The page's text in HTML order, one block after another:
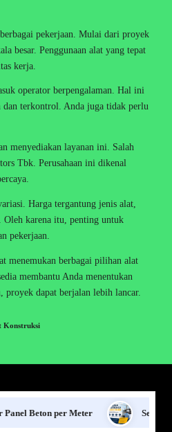
pekerjaan. Mulai dari proyek
besar. Penggunaan alat yang tepat
kerja.
operator berpengalaman. Hal ini
dan terkontrol. Anda juga tidak perlu
menyediakan layanan ini. Salah
Tbk. Perusahaan ini dikenal
Harga tergantung jenis alat,
Oleh karena itu, penting untuk
pekerjaan.
menemukan berbagai pilihan alat
membantu Anda menentukan
proyek dapat berjalan lebih lancar.
Konstruksi
Meter Sewa Jasa Konstruksi